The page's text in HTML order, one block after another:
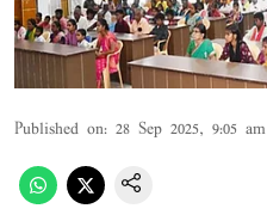
Published on: 28 Sep 2025, 9:05 am